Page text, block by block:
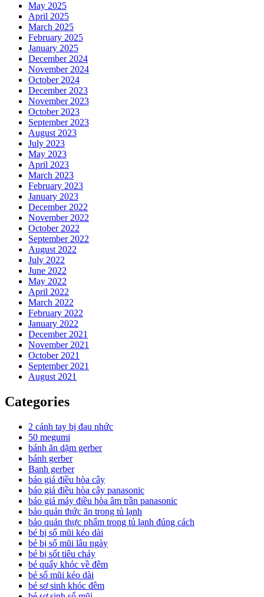
May 2025
April 2025
March 2025
February 2025
January 2025
December 2024
November 2024
October 2024
December 2023
November 2023
October 2023
September 2023
August 2023
July 2023
May 2023
April 2023
March 2023
February 2023
January 2023
December 2022
November 2022
October 2022
September 2022
August 2022
July 2022
June 2022
May 2022
April 2022
March 2022
February 2022
January 2022
December 2021
November 2021
October 2021
September 2021
August 2021
Categories
2 cánh tay bị đau nhức
50 megumi
bánh ăn dặm gerber
bánh gerber
Banh gerber
báo giá điều hòa cây
báo giá điều hòa cây panasonic
báo giá máy điều hòa âm trần panasonic
bảo quản thức ăn trong tủ lạnh
bảo quản thực phẩm trong tủ lạnh đúng cách
bé bị sổ mũi kéo dài
bé bị sổ mũi lâu ngày
bé bị sốt tiêu chảy
bé quấy khóc về đêm
bé sổ mũi kéo dài
bé sơ sinh khóc đêm